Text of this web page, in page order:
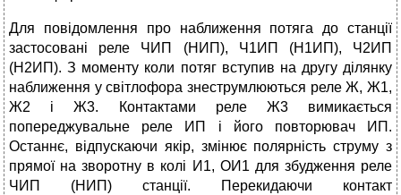
Для повідомлення про наближення потяга до станції
застосовані реле ЧИП (НИП), Ч1ИП (Н1ИП), Ч2ИП
(Н2ИП). З моменту коли потяг вступив на другу ділянку
наближення у світлофора знеструмлюються реле Ж, Ж1,
Ж2 і Ж3. Контактами реле Ж3 вимикається
попереджувальне реле ИП і його повторювач ИП.
Останнє, відпускаючи якір, змінює полярність струму з
прямої на зворотну в колі И1, ОИ1 для збудження реле
ЧИП (НИП) станції. Перекидаючи контакт